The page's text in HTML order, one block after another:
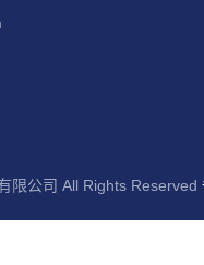
限公司 All Rights Reserved